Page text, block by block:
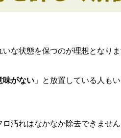
な状態を保つのが理想となりま
味がない 」と放置している人も
汚れはなかなか除去できません